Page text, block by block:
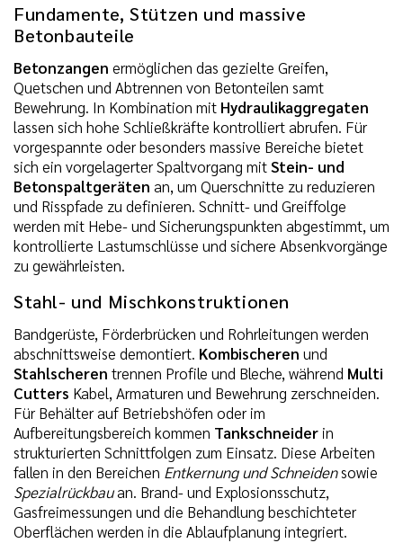
Fundamente, Stützen und massive
Betonbauteile
Betonzangen ermöglichen das gezielte Greifen,
Quetschen und Abtrennen von Betonteilen samt
Bewehrung. In Kombination mit Hydraulikaggregaten
lassen sich hohe Schließkräfte kontrolliert abrufen. Für
vorgespannte oder besonders massive Bereiche bietet
sich ein vorgelagerter Spaltvorgang mitStein- und
Betonspaltgeräten an, um Querschnitte zu reduzieren
und Risspfade zu definieren. Schnitt- und Greiffolge
werden mit Hebe- und Sicherungspunkten abgestimmt, um
kontrollierte Lastumschlüsse und sichere Absenkvorgänge
zu gewährleisten.
Stahl- und Mischkonstruktionen
Bandgerüste, Förderbrücken und Rohrleitungen werden
abschnittsweise demontiert. Kombischeren und
Stahlscheren trennen Profile und Bleche, während Multi
Cutters Kabel, Armaturen und Bewehrung zerschneiden.
Für Behälter auf Betriebshöfen oder im
Aufbereitungsbereich kommen Tankschneider in
strukturierten Schnittfolgen zum Einsatz. Diese Arbeiten
fallen in den Bereichen Entkernung und Schneidensowie
Spezialrückbauan. Brand- und Explosionsschutz,
Gasfreimessungen und die Behandlung beschichteter
Oberflächen werden in die Ablaufplanung integriert.